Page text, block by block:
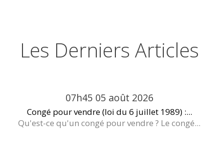
Les Derniers Articles
07h45 05 août 2026
Congé pour vendre (loi du 6 juillet 1989) :...
Qu'est-ce qu'un congé pour vendre ? Le congé...